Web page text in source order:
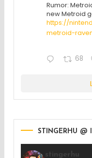
Rumor:
new Metroid
https://
metroid-
68
STINGERHU @